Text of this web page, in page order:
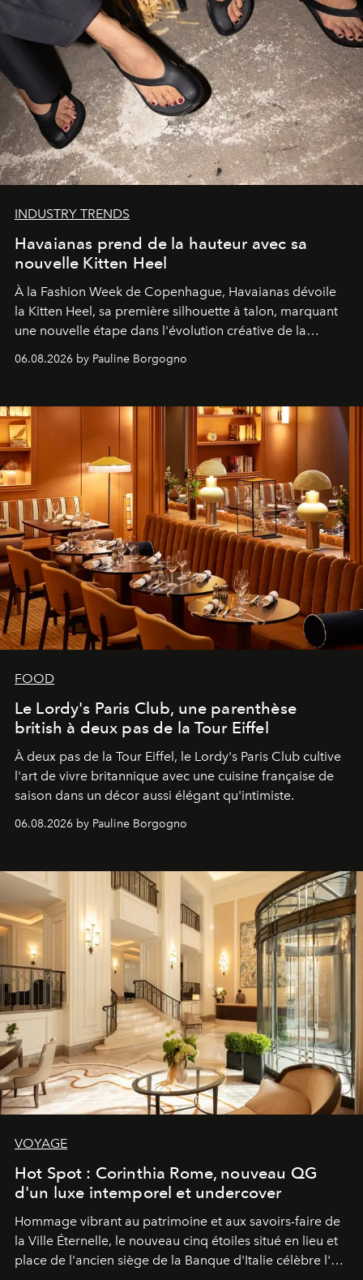
INDUSTRY TRENDS
Havaianas prend de la hauteur avec sa
nouvelle Kitten Heel
À la Fashion Week de Copenhague, Havaianas dévoile
la Kitten Heel, sa première silhouette à talon, marquant
une nouvelle étape dans l'évolution créative de la
06.08.2026 by Pauline Borgogno
FOOD
Le Lordy's Paris Club, une parenthèse
british à deux pas de la Tour Eiffel
À deux pas de la Tour Eiffel, le Lordy's Paris Club cultive
l'art de vivre britannique avec une cuisine française de
saison dans un décor aussi élégant qu'intimiste.
06.08.2026 by Pauline Borgogno
VOYAGE
Hot Spot : Corinthia Rome, nouveau QG
d'un luxe intemporel et undercover
Hommage vibrant au patrimoine et aux savoirs-faire de
la Ville Éternelle, le nouveau cinq étoiles situé en lieu et
place de l'ancien siège de la Banque d'Italie célèbre l'art